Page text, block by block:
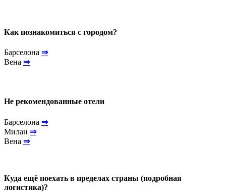
Как познакомиться с городом?
Барселона ⇒
Вена ⇒
Не рекомендованные отели
Барселона ⇒
Милан ⇒
Вена ⇒
Куда ещё поехать в пределах страны (подробная
логистика)?